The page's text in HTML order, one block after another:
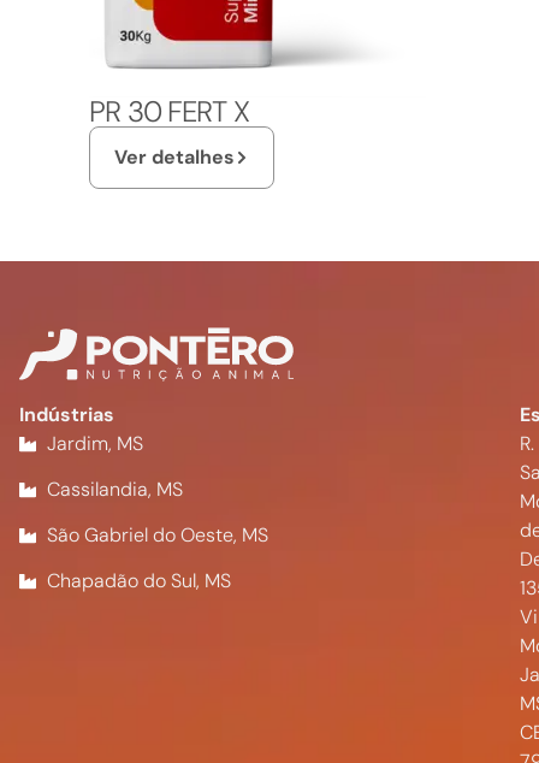
PR 30 FERT X
Ver detalhes
Indústrias
Jardim, MS
Cassilandia, MS
São Gabriel do Oeste, MS
Chapadão do Sul, MS
R.